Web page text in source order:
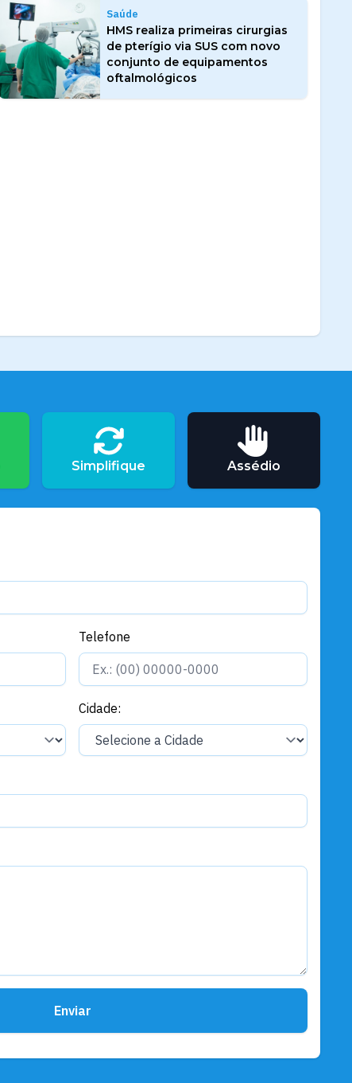
Saúde
HMS realiza primeiras cirurgias
de pterígio via SUS com novo
conjunto de equipamentos
oftalmológicos
Simplifique Assédio
Telefone
Cidade:
Enviar